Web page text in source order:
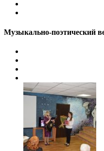
Музыкально-поэтический